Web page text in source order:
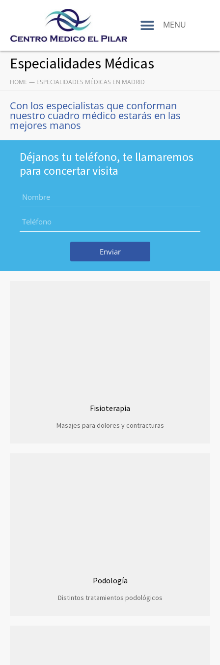
MENU
Especialidades Médicas
HOME — ESPECIALIDADES MÉDICAS EN MADRID
Con los especialistas que conforman
nuestro cuadro médico estarás en las
mejores manos
Déjanos tu teléfono, te llamaremos
para concertar visita
Enviar
Fisioterapia
Masajes para dolores y contracturas
Podología
Distintos tratamientos podológicos